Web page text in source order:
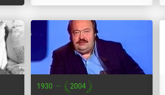
1930 — 2004